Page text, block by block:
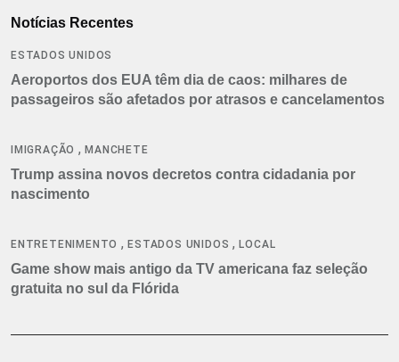
Notícias Recentes
ESTADOS UNIDOS
Aeroportos dos EUA têm dia de caos: milhares de
passageiros são afetados por atrasos e cancelamentos
IMIGRAÇÃO ,MANCHETE
Trump assina novos decretos contra cidadania por
nascimento
ENTRETENIMENTO ,ESTADOS UNIDOS ,LOCAL
Game show mais antigo da TV americana faz seleção
gratuita no sul da Flórida